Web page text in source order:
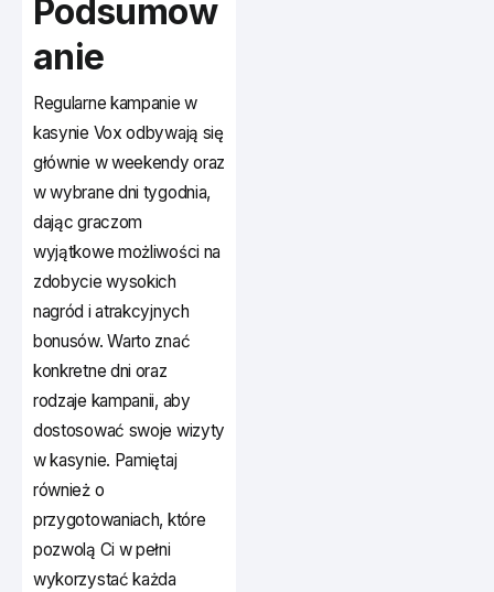
Podsumow
anie
Regularne kampanie w
kasynie Vox odbywają się
głównie w weekendy oraz
w wybrane dni tygodnia,
dając graczom
wyjątkowe możliwości na
zdobycie wysokich
nagród i atrakcyjnych
bonusów. Warto znać
konkretne dni oraz
rodzaje kampanii, aby
dostosować swoje wizyty
w kasynie. Pamiętaj
również o
przygotowaniach, które
pozwolą Ci w pełni
wykorzystać każda